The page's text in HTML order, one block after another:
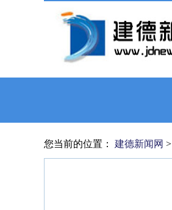
您当前的位置： 建德新闻网 >